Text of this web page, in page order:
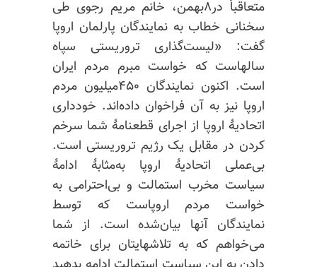
متعاقباً در۸بهمن، خانم مریم رجوی طی
سخنانی خطاب به نمایندگان پارلمان اروپا
گفت: «لیست‌گذاری تروریستی سپاه
سالهاست که خواست مبرم مردم ایران
است. اکنون نمایندگان ۴۵۰میلیون مردم
اروپا نیز به آن فراخوان داده‌اند. خودداری
اتحادیهٔ اروپا از اجرای قطعنامهٔ شما سرخم
کردن در مقابل یک رژیم تروریستی است.
بی‌عملی اتحادیهٔ اروپا به‌مثابهٔ ادامهٔ
سیاست مخرب استمالت و بی‌احترامی به
خواست مردم اروپاست که توسط
نمایندگان آنها بیان‌شده است. از شما
می‌خواهم که به تلاشهایتان برای خاتمه